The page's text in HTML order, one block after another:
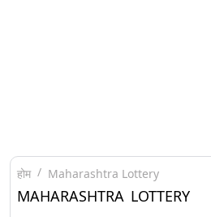
होम Maharashtra Lottery
MAHARASHTRA LOTTERY